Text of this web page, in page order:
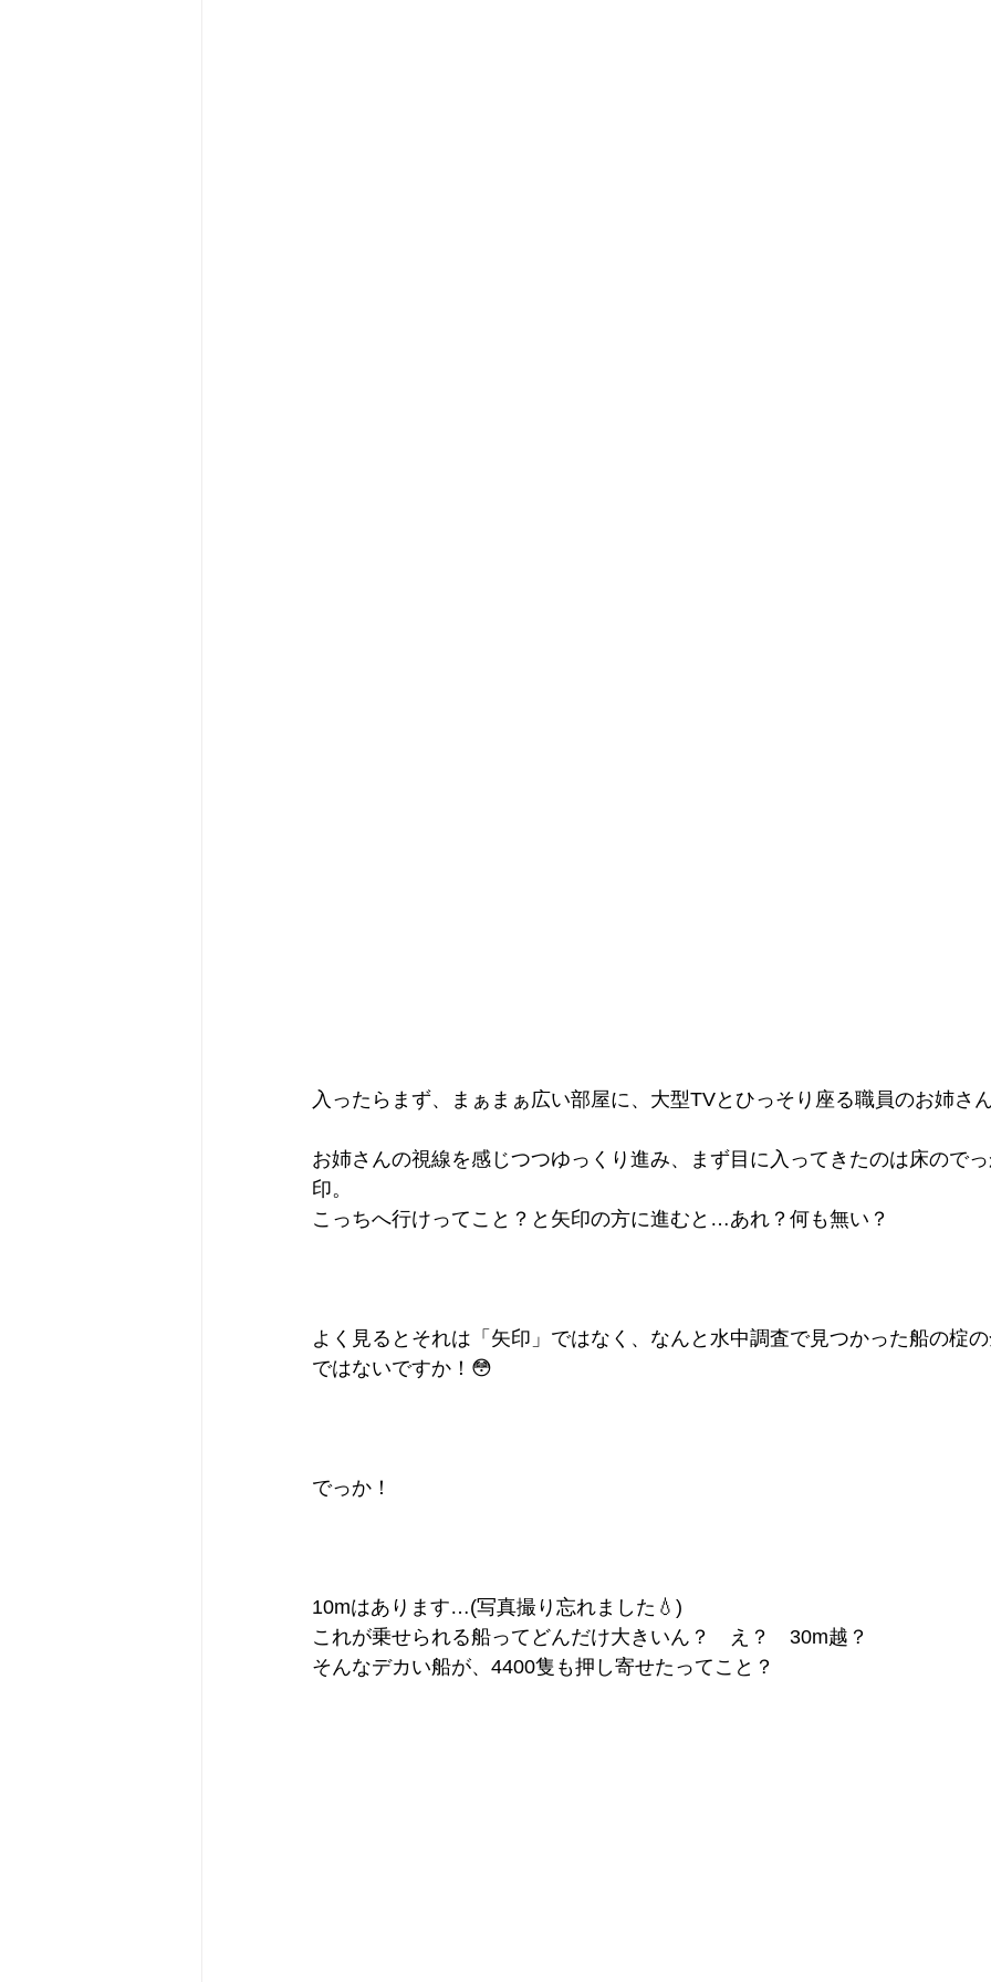
入ったらまず、まぁまぁ広い部屋に、大型TVとひっそり座る職員のお姉さ
お姉さんの視線を感じつつゆっくり進み、まず目に入ってきたのは床ので
印。
こっちへ行けってこと？と矢印の方に進むと…あれ？何も無い？
よく見るとそれは「矢印」ではなく、なんと水中調査で見つかった船の椗
ではないですか！😳
でっか！
10mはあります…(写真撮り忘れました💧)
これが乗せられる船ってどんだけ大きいん？　え？　30m越？
そんなデカい船が、4400隻も押し寄せたってこと？